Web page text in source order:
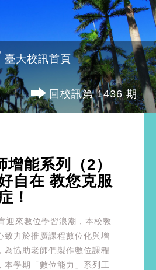
臺大校訊首頁
回校訊第 1436 期
增能系列（2）
自在 教您克服
！
迎來數位學習浪潮，本校教
致力於推廣課程數位化與增
為協助老師們製作數位課程
本學期「數位能力」系列工